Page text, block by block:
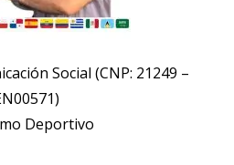
Social (CNP: 21249 –
Deportivo